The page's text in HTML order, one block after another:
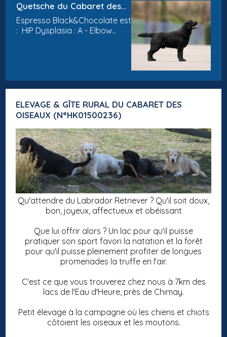
Quetsche du Cabaret des
Oiseaux fiancée à Espresso
Black & Chocolate
Espresso Black&Chocolate est
: HIP Dysplasia : A - Elbow
Left : 0 - Elbow dysplasia :
right...
ELEVAGE & GÎTE RURAL DU CABARET DES
OISEAUX (N°HK01500236)
Qu'attendre du Labrador Retriever ? Qu'il soit doux,
bon, joyeux, affectueux et obéissant
Que lui offrir alors ? Un lac pour qu'il puisse
pratiquer son sport favori la natation et la forêt
pour qu'il puisse pleinement profiter de longues
promenades la truffe en l'air.
C'est ce que vous trouverez chez nous à 7km des
lacs de l'Eau d'Heure, près de Chimay.
Petit élevage à la campagne où les chiens et chiots
côtoient les oiseaux et les moutons.